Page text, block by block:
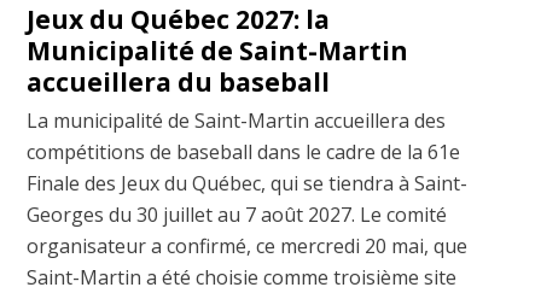
Jeux du Québec 2027: la
Municipalité de Saint-Martin
accueillera du baseball
La municipalité de Saint-Martin accueillera des
compétitions de baseball dans le cadre de la 61e
Finale des Jeux du Québec, qui se tiendra à Saint-
Georges du 30 juillet au 7 août 2027. Le comité
organisateur a confirmé, ce mercredi 20 mai, que
Saint-Martin a été choisie comme troisième site